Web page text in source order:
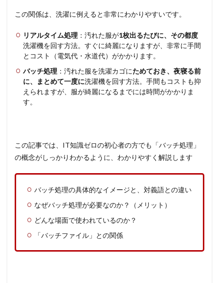
この関係は、洗濯に例えると非常にわかりやすいです。
リアルタイム処理 ：汚れた服が1枚出るたびに、その都度
洗濯機を回す方法。すぐに綺麗になりますが、非常に手間
とコスト（電気代・水道代）がかかります。
バッチ処理 ：汚れた服を洗濯カゴにためておき、夜寝る前
に、まとめて一度に洗濯機を回す方法。手間もコストも抑
えられますが、服が綺麗になるまでには時間がかかりま
す。
この記事では、IT知識ゼロの初心者の方でも「バッチ処理」
の概念がしっかりわかるように、わかりやすく解説します
バッチ処理の具体的なイメージと、対義語との違い
なぜバッチ処理が必要なのか？（メリット）
どんな場面で使われているのか？
「バッチファイル」との関係